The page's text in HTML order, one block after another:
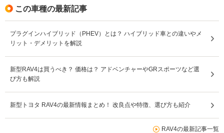
この車種の最新記事
プラグインハイブリッド（PHEV）とは？ ハイブリッド車との違いやメ
リット・デメリットを解説
新型RAV4は買うべき？ 価格は？ アドベンチャーやGRスポーツなど選
び方も解説
新型トヨタ RAV4の最新情報まとめ！ 改良点や特徴、選び方も紹介
RAV4の最新記事一覧